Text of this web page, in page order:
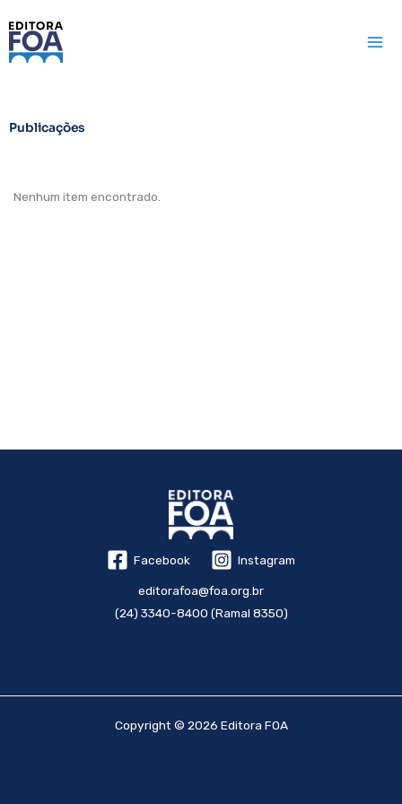
para
Publicações
Nenhum item encontrado.
Facebook Instagram
editorafoa@foa.org.br
(24) 3340-8400 (Ramal 8350)
Copyright © 2026 Editora FOA